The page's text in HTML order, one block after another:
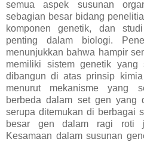
semua aspek susunan
sebagian besar bidang
komponen genetik, dan
penting dalam biologi.
menunjukkan bahwa hampir
memiliki sistem genetik
dibangun di atas prinsip
menurut mekanisme yang
berbeda dalam set gen yang
serupa ditemukan di berbagai
besar gen dalam ragi roti
Kesamaan dalam susunan